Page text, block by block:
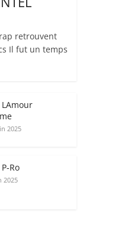
retrouvent
Il fut un temps
2025
2025